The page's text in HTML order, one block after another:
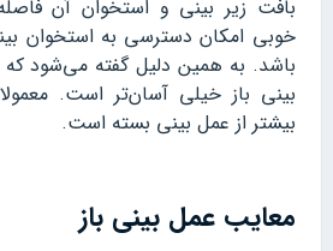
بافت زیر بینی و استخوان آن
خوبی امکان دسترسی به استخوان
باشد. به همین دلیل گفته می‌شود که
بینی باز خیلی آسان‌تر است.
بیشتر از عمل بینی بسته است.
معایب عمل بینی باز